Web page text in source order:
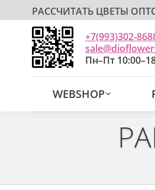
РАССЧИТАТЬ ЦВЕТЫ
+7(993)302-
Пн–Пт
WEBSHOP